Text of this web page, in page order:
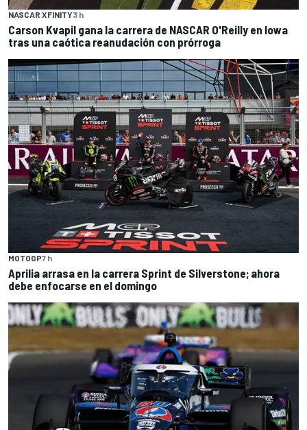
NASCAR XFINITY3 h
Carson Kvapil gana la carrera de NASCAR O'Reilly en Iowa
tras una caótica reanudación con prórroga
MOTOGP7 h
Aprilia arrasa en la carrera Sprint de Silverstone; ahora
debe enfocarse en el domingo